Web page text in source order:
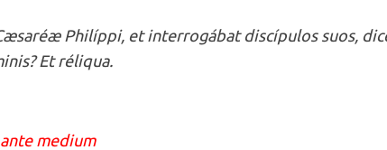
Philíppi, et interrogábat discípulos suos,
Et réliqua.
medium